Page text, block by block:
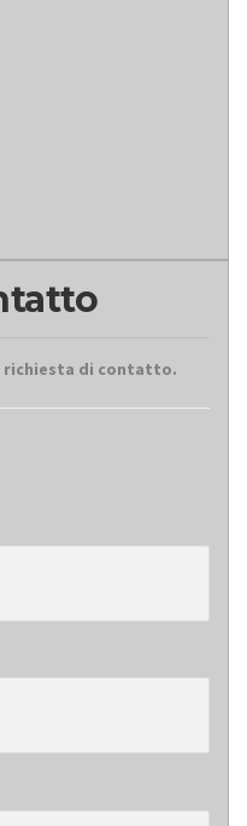
richiesta di contatto.